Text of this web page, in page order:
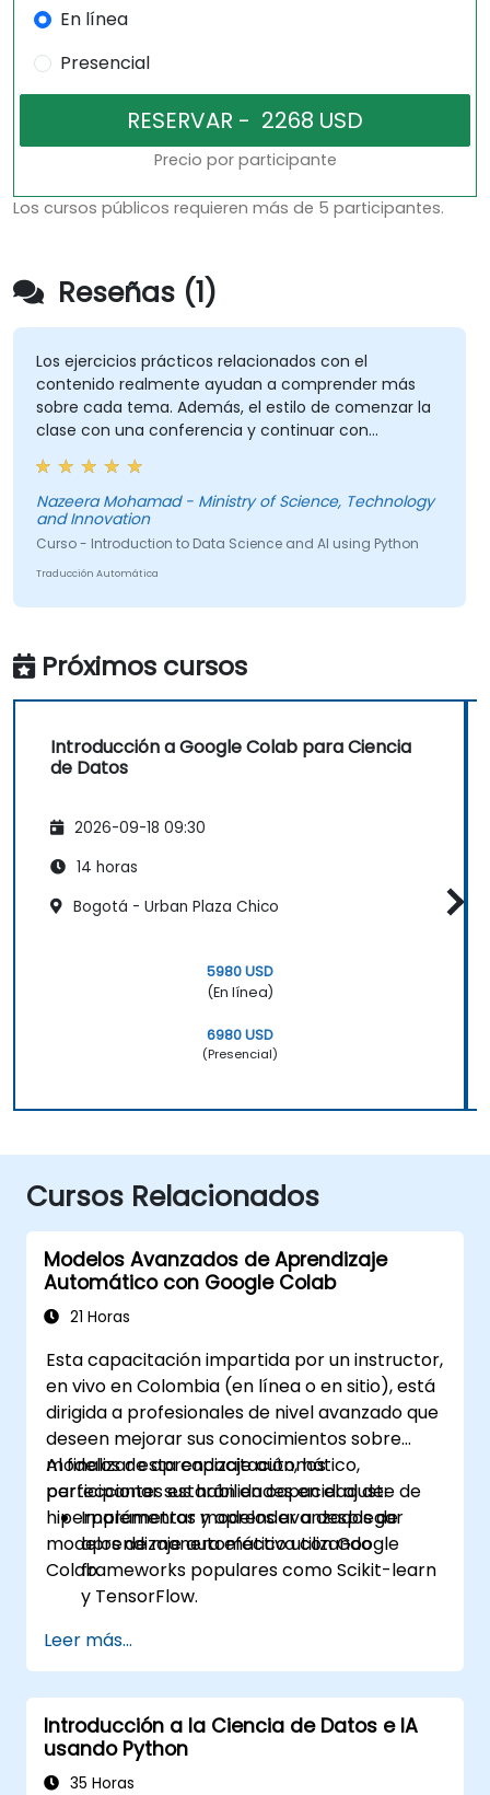
En línea
Presencial
Precio por participante
Los cursos públicos requieren más de 5 participantes.
Reseñas (1)
Los ejercicios prácticos relacionados con el
contenido realmente ayudan a comprender más
sobre cada tema. Además, el estilo de comenzar la
clase con una conferencia y continuar con
ejercicios prácticos es bueno y útil para relacionarlo
con la conferencia presentada anteriormente.
Nazeera Mohamad - Ministry of Science, Technology
and Innovation
Curso - Introduction to Data Science and AI using Python
Traducción Automática
Próximos cursos
Introducción a Google Colab para Ciencia
de Datos
2026-09-18 09:30
14 horas
Bogotá - Urban Plaza Chico
5980 USD
(En línea)
6980 USD
(Presencial)
Cursos Relacionados
Modelos Avanzados de Aprendizaje
Automático con Google Colab
21 Horas
Esta capacitación impartida por un instructor,
en vivo en Colombia (en línea o en sitio), está
dirigida a profesionales de nivel avanzado que
deseen mejorar sus conocimientos sobre
modelos de aprendizaje automático,
perfeccionar sus habilidades en el ajuste de
hiperparámetros y aprender a desplegar
modelos de manera efectiva con Google
Colab.
Al finalizar esta capacitación, los
participantes estarán en capacidad de:
Implementar modelos avanzados de
aprendizaje automático utilizando
frameworks populares como Scikit-learn
y TensorFlow.
mediante el ajuste de hiperparámetros.
Desplegar modelos de aprendizaje
automático en aplicaciones del mundo
real usando Google Colab.
Colaborar y gestionar proyectos de
aprendizaje automático a gran escala en
Leer más...
Introducción a la Ciencia de Datos e IA
usando Python
35 Horas